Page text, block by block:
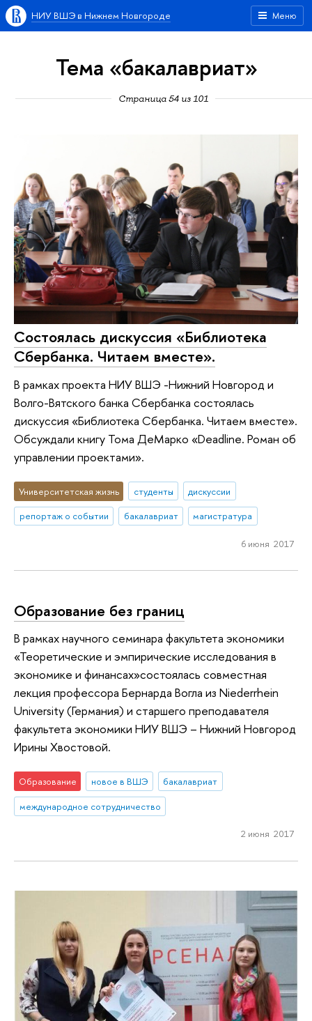
Меню
НИУ ВШЭ в Нижнем Новгороде
Тема «бакалавриат»
Страница 54 из 101
Состоялась дискуссия «Библиотека
Сбербанка. Читаем вместе».
В рамках проекта НИУ ВШЭ -Нижний Новгород и
Волго-Вятского банка Сбербанка состоялась
дискуссия «Библиотека Сбербанка. Читаем вместе».
Обсуждали книгу Тома ДеМарко «Deadline. Роман об
управлении проектами».
Университетская жизнь студенты
дискуссии
репортаж о событии
бакалавриат магистратура
6 июня 2017
Образование без границ
В рамках научного семинара факультета экономики
«Теоретические и эмпирические исследования в
экономике и финансах»состоялась совместная
лекция профессора Бернарда Вогла из Niederrhein
University (Германия) и старшего преподавателя
факультета экономики НИУ ВШЭ – Нижний Новгород
Ирины Хвостовой.
Образование новое в ВШЭ
бакалавриат
международное сотрудничество
2 июня 2017